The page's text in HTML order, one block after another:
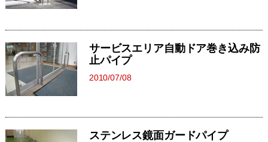
サービスエリア自動ドア巻き込み防
止パイプ
2010/07/08
ステンレス鏡面ガードパイプ